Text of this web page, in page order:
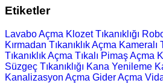
Etiketler
Lavabo Açma Klozet Tıkanıklığı
Kırmadan Tıkanıklık Açma Kameralı
Tıkanıklık Açma Tıkalı Pimaş Açma
Süzgeç Tıkanıklığı Kana Yenileme
Kanalizasyon Açma Gider Açma